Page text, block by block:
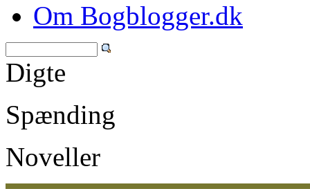
Om Bogblogger.dk
Digte
Spænding
Noveller